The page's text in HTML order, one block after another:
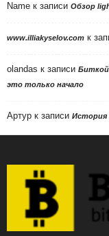
Name к записи Обзор
www.illiakyselov.com к
olandas к записи
это только начало
Артур к записи История